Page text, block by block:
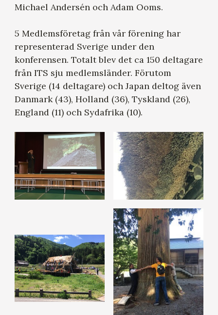
Michael Andersén och Adam Ooms.
5 Medlemsföretag från vår förening har
representerad Sverige under den
konferensen. Totalt blev det ca 150 deltagare
från ITS sju medlemsländer. Förutom
Sverige (14 deltagare) och Japan deltog även
Danmark (43), Holland (36), Tyskland (26),
England (11) och Sydafrika (10).